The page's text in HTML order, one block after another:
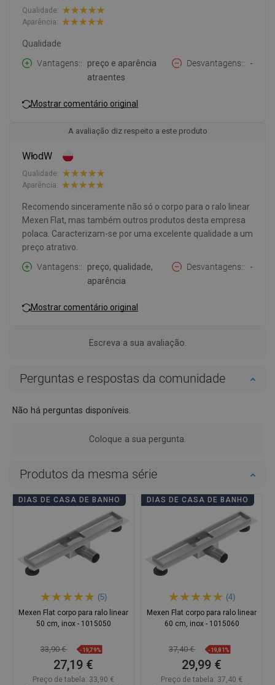
Qualidade:
Aparência:
Qualidade
Vantagens:
preço e aparência
atraentes
Desvantagens: -
Mostrar comentário original
A avaliação diz respeito a este produto
WłodW
Qualidade:
Aparência:
Recomendo sinceramente não só o corpo para o ralo linear
Mexen Flat, mas também outros produtos desta empresa
polaca. Caracterizam-se por uma excelente qualidade a um
preço atrativo.
Vantagens:
preço, qualidade,
aparência
Desvantagens: -
Mostrar comentário original
Escreva a sua avaliação.
Perguntas e respostas da comunidade
Não há perguntas disponíveis.
Coloque a sua pergunta.
Produtos da mesma série
DIAS DE CASA DE BANHO
(5)
Mexen Flat corpo para ralo linear
50 cm, inox - 1015050
33,90 € -19,79%
27,19 €
Preço de tabela: 33,90 €
DIAS DE CASA DE BANHO
(4)
Mexen Flat corpo para ralo linear
60 cm, inox - 1015060
37,40 € -19,81%
29,99 €
Preço de tabela: 37,40 €